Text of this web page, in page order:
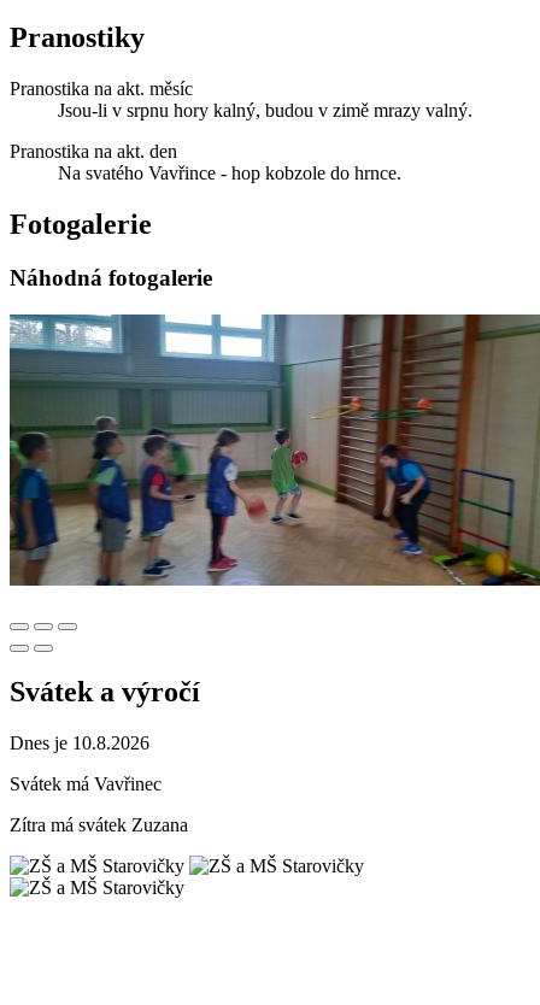
Pranostiky
Pranostika na akt. měsíc
Jsou-li v srpnu hory kalný, budou v zimě mrazy valný.
Pranostika na akt. den
Na svatého Vavřince - hop kobzole do hrnce.
Fotogalerie
Náhodná fotogalerie
Svátek a výročí
Dnes je 10.8.2026
Svátek má Vavřinec
Zítra má svátek Zuzana